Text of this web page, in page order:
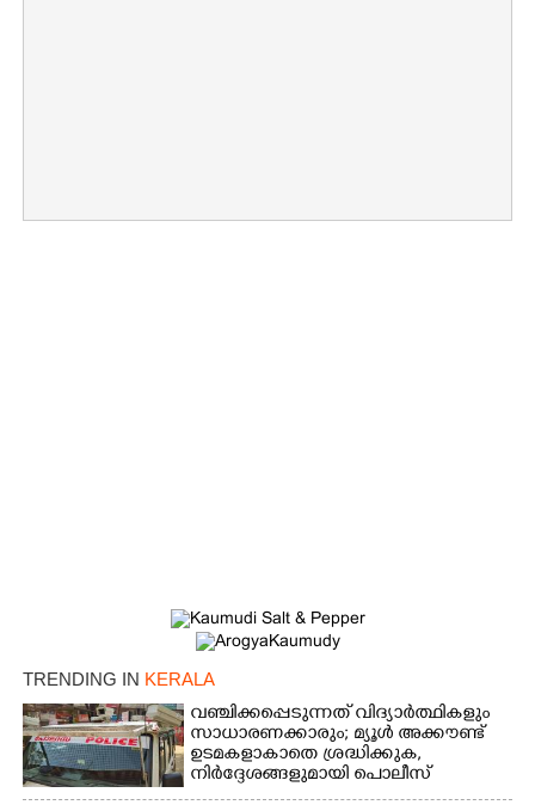
TRENDING IN KERALA
വഞ്ചിക്കപ്പെടുന്നത് വിദ്യാർത്ഥികളും
സാധാരണക്കാരും; മ്യൂൾ അക്കൗണ്ട്
ഉടമകളാകാതെ ശ്രദ്ധിക്കുക,
നിർദ്ദേശങ്ങളുമായി പൊലീസ്